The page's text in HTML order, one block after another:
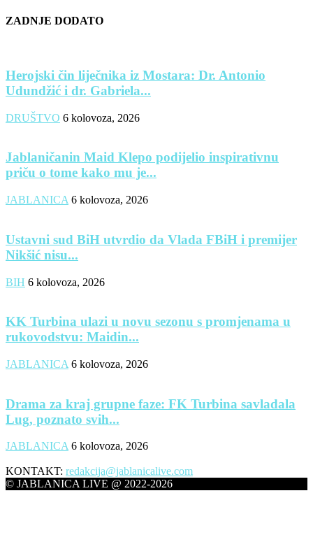
ZADNJE DODATO
Herojski čin liječnika iz Mostara: Dr. Antonio
Udundžić i dr. Gabriela...
DRUŠTVO 6 kolovoza, 2026
Jablaničanin Maid Klepo podijelio inspirativnu
priču o tome kako mu je...
JABLANICA 6 kolovoza, 2026
Ustavni sud BiH utvrdio da Vlada FBiH i premijer
Nikšić nisu...
BIH 6 kolovoza, 2026
KK Turbina ulazi u novu sezonu s promjenama u
rukovodstvu: Maidin...
JABLANICA 6 kolovoza, 2026
Drama za kraj grupne faze: FK Turbina savladala
Lug, poznato svih...
JABLANICA 6 kolovoza, 2026
KONTAKT: redakcija@jablanicalive.com
© JABLANICA LIVE @ 2022-2026